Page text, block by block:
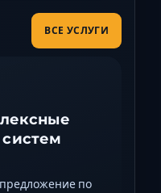
ВСЕ УСЛУГИ
по